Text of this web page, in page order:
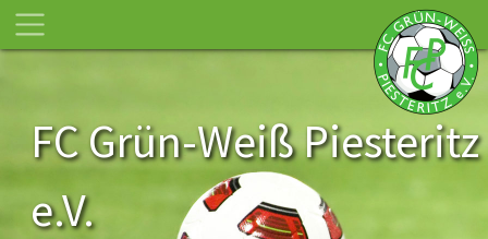
FC Grün-Weiß Piesteritz
e.V.